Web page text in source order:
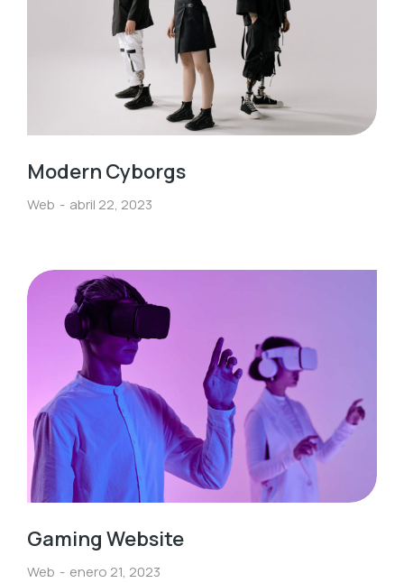
Modern Cyborgs
Web abril 22, 2023
Gaming Website
Web enero 21, 2023